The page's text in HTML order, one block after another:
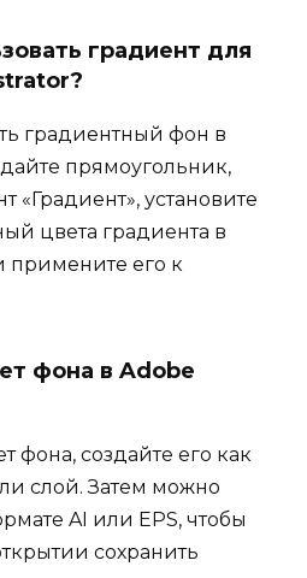
градиент для
градиентный фон в
прямоугольник,
«Градиент», установите
цвета градиента в
примените его к
фона в Adobe
фона, создайте его как
слой. Затем можно
AI или EPS, чтобы
сохранить